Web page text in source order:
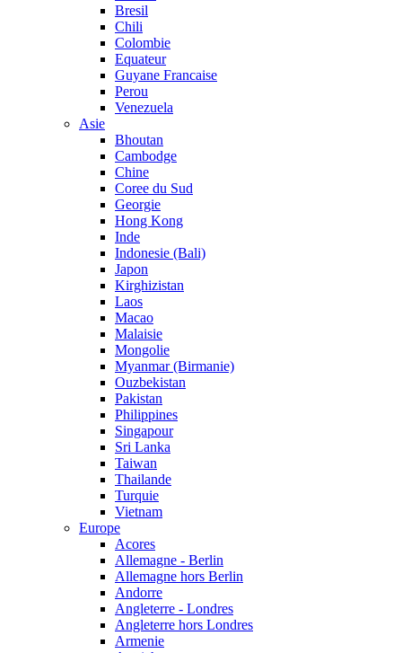
Bresil
Chili
Colombie
Equateur
Guyane Francaise
Perou
Venezuela
Asie
Bhoutan
Cambodge
Chine
Coree du Sud
Georgie
Hong Kong
Inde
Indonesie (Bali)
Japon
Kirghizistan
Laos
Macao
Malaisie
Mongolie
Myanmar (Birmanie)
Ouzbekistan
Pakistan
Philippines
Singapour
Sri Lanka
Taiwan
Thailande
Turquie
Vietnam
Europe
Acores
Allemagne - Berlin
Allemagne hors Berlin
Andorre
Angleterre - Londres
Angleterre hors Londres
Armenie